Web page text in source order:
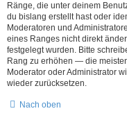
Ränge, die unter deinem
du bislang erstellt hast oder
Moderatoren und
eines Ranges nicht direkt
festgelegt wurden. Bitte
Rang zu erhöhen — die
Moderator oder Administrator
wieder zurücksetzen.
Nach oben